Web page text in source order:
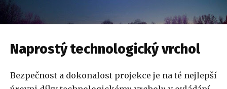
Naprostý technologický vrchol
Bezpečnost a dokonalost projekce je na té nejlepší